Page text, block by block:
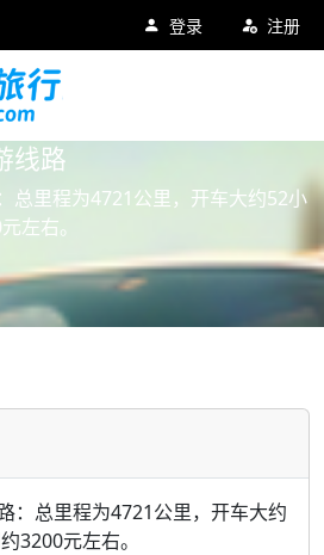
登录 注册
略
线路
总里程为4721公里，开车大约52小
左右。
：总里程为4721公里，开车大约
3200元左右。